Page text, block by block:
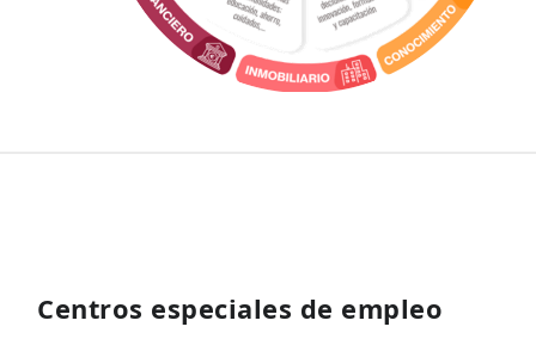
Centros especiales de empleo